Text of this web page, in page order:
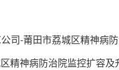
司-莆田市荔城区精神病
精神病防治院监控扩容